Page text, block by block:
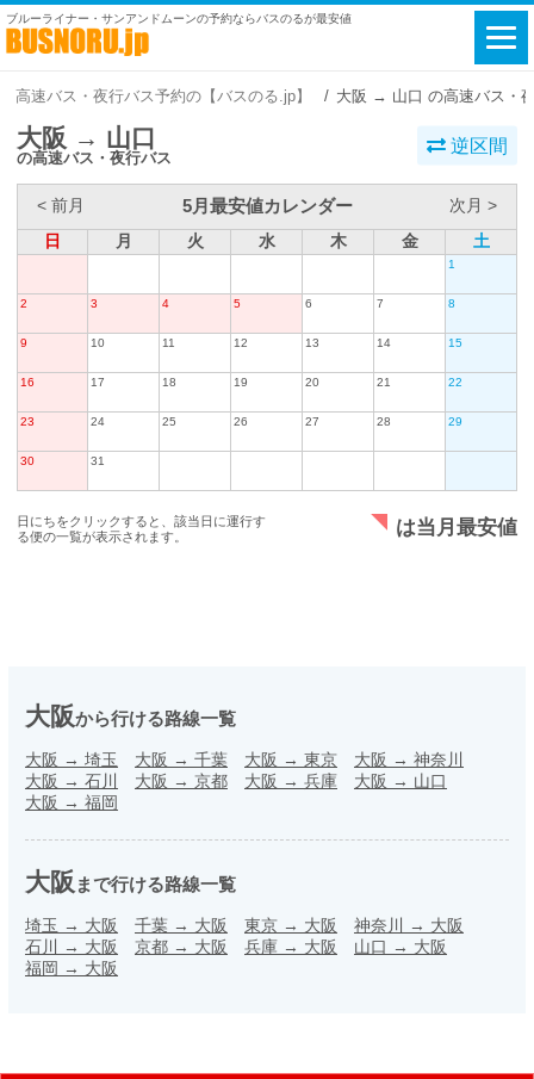
ブルーライナー・サンアンドムーンの予約ならバスのるが最安値
高速バス・夜行バス予約の【バスのる.jp】 大阪 → 山口 の高速バス・
大阪 → 山口
の高速バス・夜行バス
逆区間
< 前月 5月最安値カレンダー
次月 >
日
月 火 水 木 金 土
1
2 3 4 5 6 7 8
9 10 11 12 13 14 15
16 17 18 19 20 21 22
23 24 25 26 27 28 29
30 31
日にちをクリックすると、該当日に運行す
る便の一覧が表示されます。
は当月最安値
大阪から行ける路線一覧
大阪 → 埼玉 大阪 → 千葉 大阪 → 東京 大阪 → 神奈川
大阪 → 石川 大阪 → 京都 大阪 → 兵庫 大阪 → 山口
大阪 → 福岡
大阪 まで行ける路線一覧
埼玉 → 大阪 千葉 → 大阪 東京 → 大阪 神奈川 → 大阪
石川 → 大阪 京都 → 大阪 兵庫 → 大阪 山口 → 大阪
福岡 → 大阪